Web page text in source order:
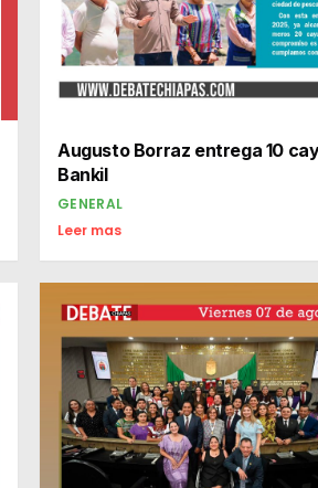
Augusto Borraz entrega 10
Bankil
GENERAL
Leer mas